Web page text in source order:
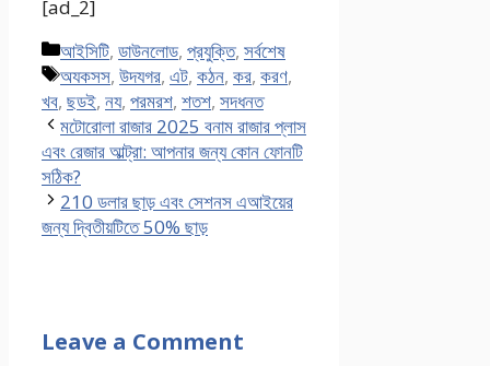
[ad_2]
Categories
আইসিটি, ডাউনলোড, প্রযুক্তি, সর্বশেষ
Tags
অযকসস, উদযগর, এট, কঠন, কর, করণ,
খব, ছডই, নয, পরমরশ, শতশ, সদধনত
মটোরোলা রাজার 2025 বনাম রাজার প্লাস
এবং রেজার আল্ট্রা: আপনার জন্য কোন ফোনটি
সঠিক?
210 ডলার ছাড় এবং সেশনস এআইয়ের
জন্য দ্বিতীয়টিতে 50% ছাড়
Leave a Comment